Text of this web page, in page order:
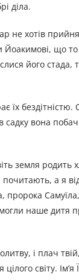
діла.
не хотів
Йоакимові, що
його стада,
їх
вона
земля родить
а я
пророка
наше дитя
і плач
світу. Ім’я